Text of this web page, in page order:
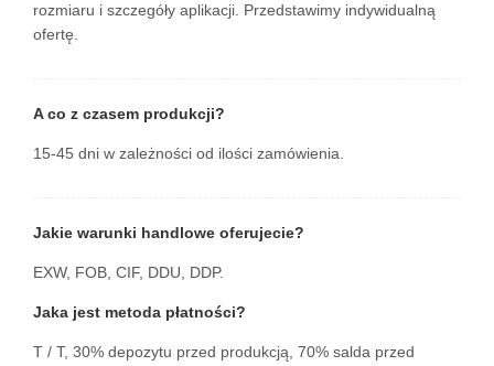
rozmiaru i szczegóły aplikacji. Przedstawimy indywidualną
ofertę.
A co z czasem produkcji?
15-45 dni w zależności od ilości zamówienia.
Jakie warunki handlowe oferujecie?
EXW, FOB, CIF, DDU, DDP.
Jaka jest metoda płatności?
T / T, 30% depozytu przed produkcją, 70% salda przed